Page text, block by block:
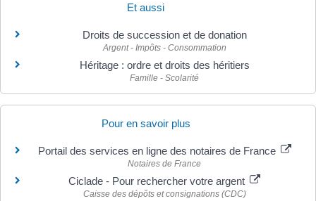
Et aussi
Droits de succession et de donation
Argent - Impôts - Consommation
Héritage : ordre et droits des héritiers
Famille - Scolarité
Pour en savoir plus
Portail des services en ligne des notaires de France
Notaires de France
Ciclade - Pour rechercher votre argent
Caisse des dépôts et consignations (CDC)